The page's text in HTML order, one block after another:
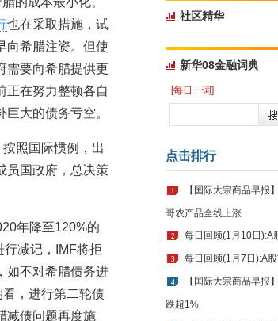
也在采取措施，试
向希腊注资。但使
需要向希腊提供更
正在努力整顿各自
大的债务亏空。
照国际惯例，出
员国政府，总决策
年降至120%的
行减记，IMF将拒
如不对希腊债务进
，进行第二轮债
减债问题再度施
社区精华
新华08金融词典
[每日一词]
点击排行
1 【国际大宗商品早报
哥农产品全线上涨
2 每日回顾(1月10日):A
3 每日回顾(1月7日):A
4 【国际大宗商品早报
跌超1%